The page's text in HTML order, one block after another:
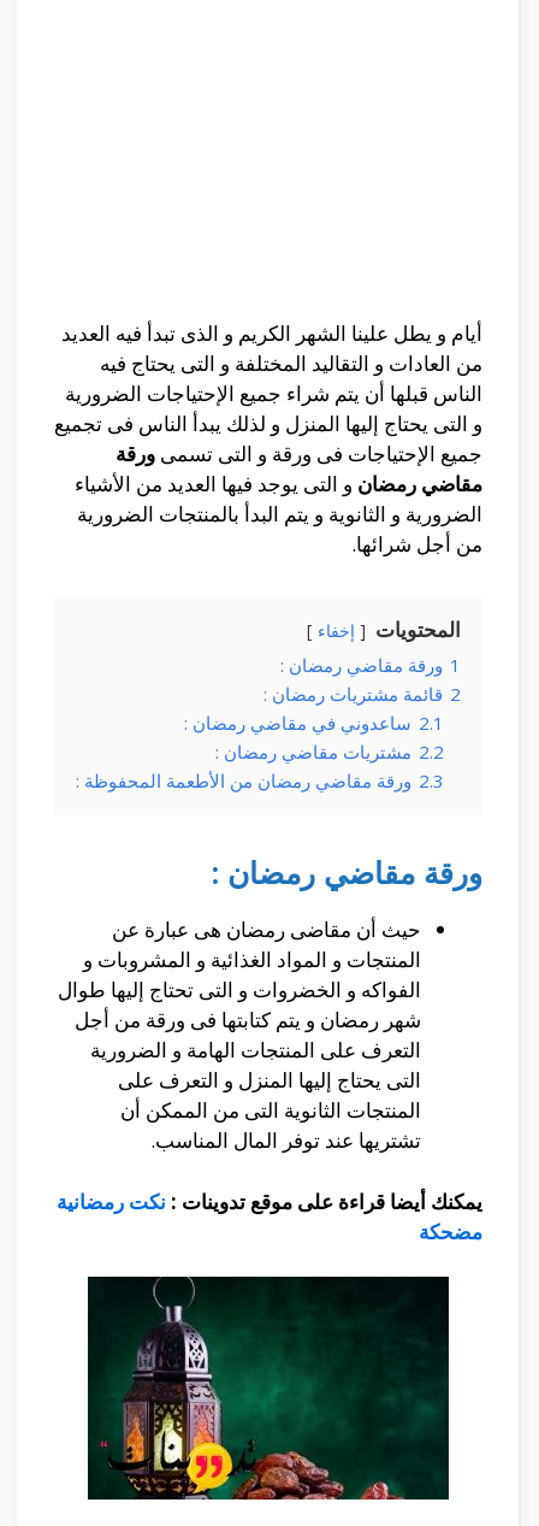
أيام و يطل علينا الشهر الكريم و الذى تبدأ فيه العديد
من العادات و التقاليد المختلفة و التى يحتاج فيه
الناس قبلها أن يتم شراء جميع الإحتياجات الضرورية
و التى يحتاج إليها المنزل و لذلك يبدأ الناس فى تجميع
جميع الإحتياجات فى ورقة و التى تسمى ورقة
مقاضي رمضان و التى يوجد فيها العديد من الأشياء
الضرورية و الثانوية و يتم البدأ بالمنتجات الضرورية
من أجل شرائها.
المحتويات إخفاء
1 ورقة مقاضي رمضان :
2 قائمة مشتريات رمضان :
2.1 ساعدوني في مقاضي رمضان :
2.2 مشتريات مقاضي رمضان :
2.3 ورقة مقاضي رمضان من الأطعمة المحفوظة :
ورقة مقاضي رمضان :
حيث أن مقاضى رمضان هى عبارة عن
المنتجات و المواد الغذائية و المشروبات و
الفواكه و الخضروات و التى تحتاج إليها طوال
شهر رمضان و يتم كتابتها فى ورقة من أجل
التعرف على المنتجات الهامة و الضرورية
التى يحتاج إليها المنزل و التعرف على
المنتجات الثانوية التى من الممكن أن
تشتريها عند توفر المال المناسب.
يمكنك أيضا قراءة على موقع تدوينات : نكت رمضانية
مضحكة